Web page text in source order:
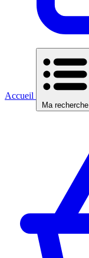
Accueil
Ma recherche